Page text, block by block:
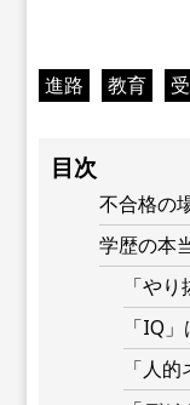
進路 教育
目次
不合格の
学歴の本
「や
「IQ
「人